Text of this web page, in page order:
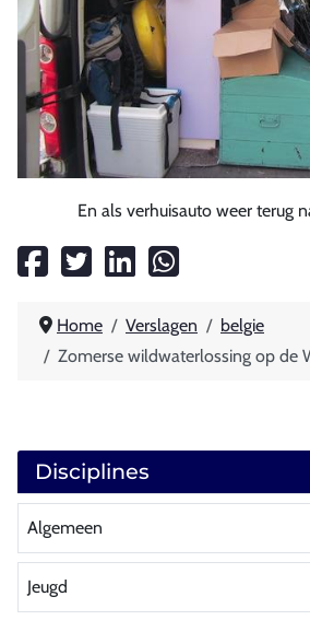
En als verhuisauto weer terug
Home Verslagen
belgie
Zomerse wildwaterlossing op de
Disciplines
Algemeen
Jeugd